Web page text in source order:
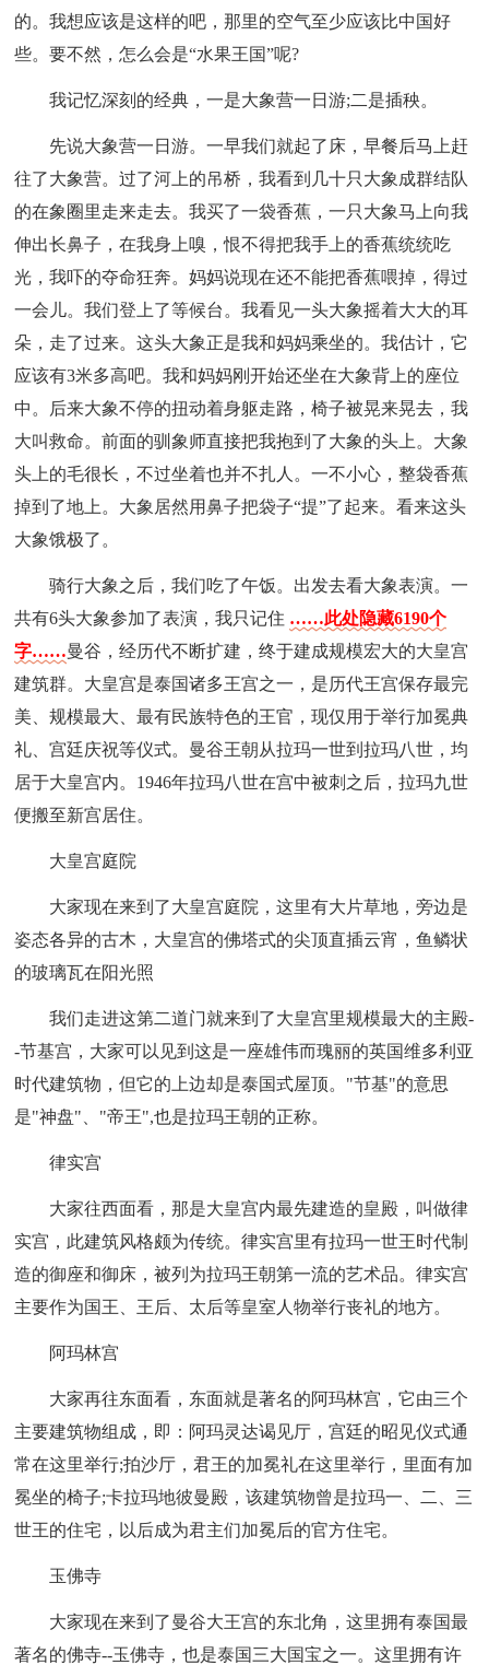
的。我想应该是这样的吧，那里的空气至少应该比中国好
些。要不然，怎么会是“水果王国”呢?
我记忆深刻的经典，一是大象营一日游;二是插秧。
先说大象营一日游。一早我们就起了床，早餐后马上赶
往了大象营。过了河上的吊桥，我看到几十只大象成群结队
的在象圈里走来走去。我买了一袋香蕉，一只大象马上向我
伸出长鼻子，在我身上嗅，恨不得把我手上的香蕉统统吃
光，我吓的夺命狂奔。妈妈说现在还不能把香蕉喂掉，得过
一会儿。我们登上了等候台。我看见一头大象摇着大大的耳
朵，走了过来。这头大象正是我和妈妈乘坐的。我估计，它
应该有3米多高吧。我和妈妈刚开始还坐在大象背上的座位
中。后来大象不停的扭动着身躯走路，椅子被晃来晃去，我
大叫救命。前面的驯象师直接把我抱到了大象的头上。大象
头上的毛很长，不过坐着也并不扎人。一不小心，整袋香蕉
掉到了地上。大象居然用鼻子把袋子“提”了起来。看来这头
大象饿极了。
骑行大象之后，我们吃了午饭。出发去看大象表演。一
共有6头大象参加了表演，我只记住 ……此处隐藏6190个
字……曼谷，经历代不断扩建，终于建成规模宏大的大皇宫
建筑群。大皇宫是泰国诸多王宫之一，是历代王宫保存最完
美、规模最大、最有民族特色的王官，现仅用于举行加冕典
礼、宫廷庆祝等仪式。曼谷王朝从拉玛一世到拉玛八世，均
居于大皇宫内。1946年拉玛八世在宫中被刺之后，拉玛九世
便搬至新宫居住。
大皇宫庭院
大家现在来到了大皇宫庭院，这里有大片草地，旁边是
姿态各异的古木，大皇宫的佛塔式的尖顶直插云宵，鱼鳞状
的玻璃瓦在阳光照
我们走进这第二道门就来到了大皇宫里规模最大的主殿-
-节基宫，大家可以见到这是一座雄伟而瑰丽的英国维多利亚
时代建筑物，但它的上边却是泰国式屋顶。"节基"的意思
是"神盘"、"帝王",也是拉玛王朝的正称。
律实宫
大家往西面看，那是大皇宫内最先建造的皇殿，叫做律
实宫，此建筑风格颇为传统。律实宫里有拉玛一世王时代制
造的御座和御床，被列为拉玛王朝第一流的艺术品。律实宫
主要作为国王、王后、太后等皇室人物举行丧礼的地方。
阿玛林宫
大家再往东面看，东面就是著名的阿玛林宫，它由三个
主要建筑物组成，即：阿玛灵达谒见厅，宫廷的昭见仪式通
常在这里举行;拍沙厅，君王的加冕礼在这里举行，里面有加
冕坐的椅子;卡拉玛地彼曼殿，该建筑物曾是拉玛一、二、三
世王的住宅，以后成为君主们加冕后的官方住宅。
玉佛寺
大家现在来到了曼谷大王宫的东北角，这里拥有泰国最
著名的佛寺--玉佛寺，也是泰国三大国宝之一。这里拥有许